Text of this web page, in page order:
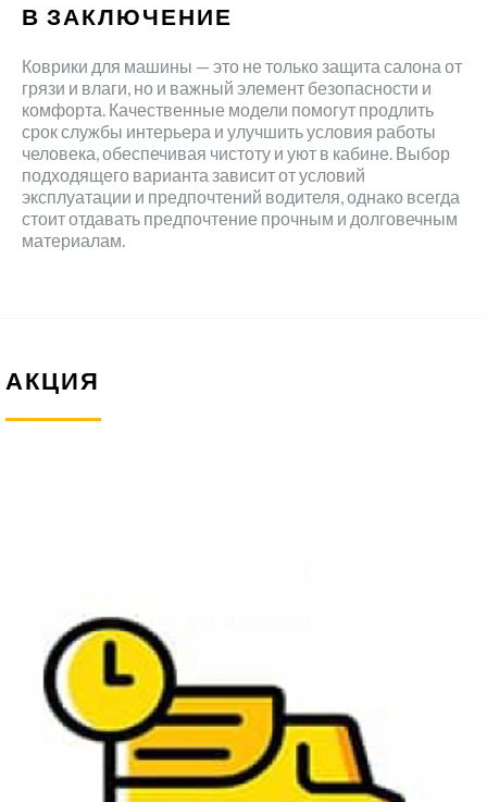
В ЗАКЛЮЧЕНИЕ
Коврики для машины — это не только защита салона от
грязи и влаги, но и важный элемент безопасности и
комфорта. Качественные модели помогут продлить
срок службы интерьера и улучшить условия работы
человека, обеспечивая чистоту и уют в кабине. Выбор
подходящего варианта зависит от условий
эксплуатации и предпочтений водителя, однако всегда
стоит отдавать предпочтение прочным и долговечным
материалам.
АКЦИЯ